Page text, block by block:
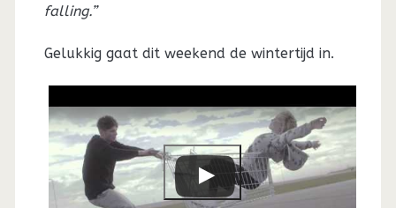
falling.”
Gelukkig gaat dit weekend de wintertijd in.